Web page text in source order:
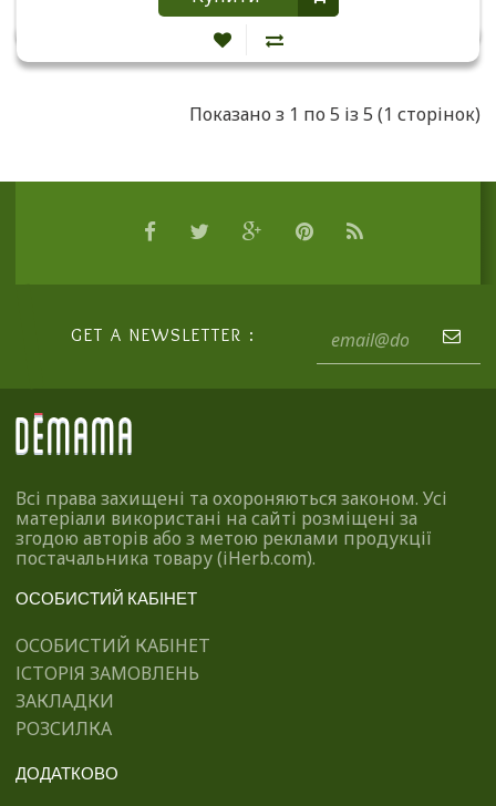
Показано з 1 по 5 із 5 (1 сторінок)
GET A NEWSLETTER :
Всі права захищені та охороняються законом. Усі
матеріали використані на сайті розміщені за
згодою авторів або з метою реклами продукції
постачальника товару (iHerb.com).
ОСОБИСТИЙ КАБІНЕТ
ОСОБИСТИЙ КАБІНЕТ
ІСТОРІЯ ЗАМОВЛЕНЬ
ЗАКЛАДКИ
РОЗСИЛКА
ДОДАТКОВО